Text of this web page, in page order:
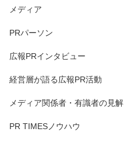
メディア
PRパーソン
広報PRインタビュー
経営層が語る広報PR活動
メディア関係者・有識者の見解
PR TIMESノウハウ